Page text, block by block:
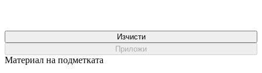
Изчисти
Приложи
Материал на подметката